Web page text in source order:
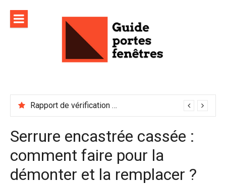
contenu
Rapport de vérification sécurité : à conserver précieusement
Serrure encastrée cassée :
comment faire pour la
démonter et la remplacer ?